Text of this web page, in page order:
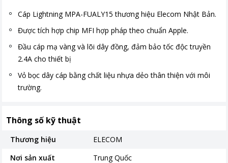
Cáp Lightning MPA-FUALY15 thương hiệu Elecom Nhật Bản.
Được tích hợp chip MFI hợp pháp theo chuẩn Apple.
Đầu cáp mạ vàng và lõi dây đồng, đảm bảo tốc độc truyền
2.4A cho thiết bị
Vỏ bọc dây cáp bằng chất liệu nhựa dẻo thân thiện với môi
trường.
Thông số kỹ thuật
Thương hiệu
ELECOM
Nơi sản xuất
Trung Quốc